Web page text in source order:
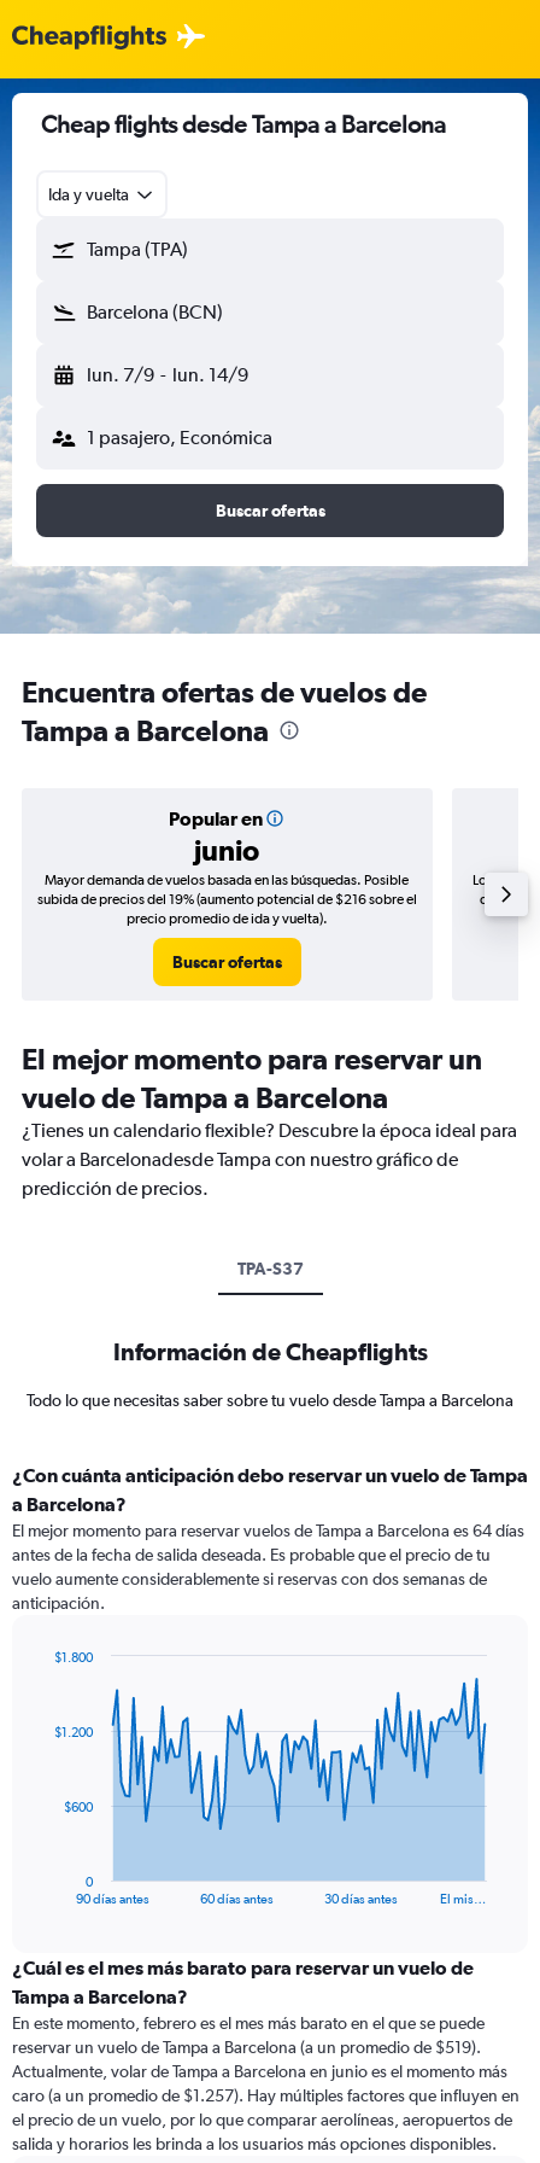
Cheap flights desde Tampa a Barcelona
Ida y vuelta
Tampa (TPA)
Barcelona (BCN)
lun. 7/9 - lun. 14/9
1 pasajero, Económica
Buscar ofertas
Encuentra ofertas de vuelos de
Tampa a Barcelona
Popular en
junio
Mayor demanda de vuelos basada en las búsquedas. Posible
subida de precios del 19% (aumento potencial de $216 sobre el
precio promedio de ida y vuelta).
Buscar ofertas
Los
de
El mejor momento para reservar un
vuelo de Tampa a Barcelona
¿Tienes un calendario flexible? Descubre la época ideal para
volar a Barcelonadesde Tampa con nuestro gráfico de
predicción de precios.
TPA-S37
Información de Cheapflights
Todo lo que necesitas saber sobre tu vuelo desde Tampa a Barcelona
¿Con cuánta anticipación debo reservar un vuelo de Tampa
a Barcelona?
El mejor momento para reservar vuelos de Tampa a Barcelona es 64 días
antes de la fecha de salida deseada. Es probable que el precio de tu
vuelo aumente considerablemente si reservas con dos semanas de
anticipación.
data
The
categories.
Range:
91
categories.
The
chart
has
1
Y
90 días antes 60 días antes 30 días antes El mis…
0
$600
$1.200
$1.800
¿Cuál es el mes más barato para reservar un vuelo de
Tampa a Barcelona?
En este momento, febrero es el mes más barato en el que se puede
reservar un vuelo de Tampa a Barcelona (a un promedio de $519).
Actualmente, volar de Tampa a Barcelona en junio es el momento más
caro (a un promedio de $1.257). Hay múltiples factores que influyen en
el precio de un vuelo, por lo que comparar aerolíneas, aeropuertos de
salida y horarios les brinda a los usuarios más opciones disponibles.